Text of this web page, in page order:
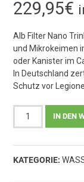
229,95€
Alb Filter Nano
und Mikrokeimen
oder Kanister im
In Deutschland
Schutz vor
+
PROTECT
IN DEN
KATEGORIE: